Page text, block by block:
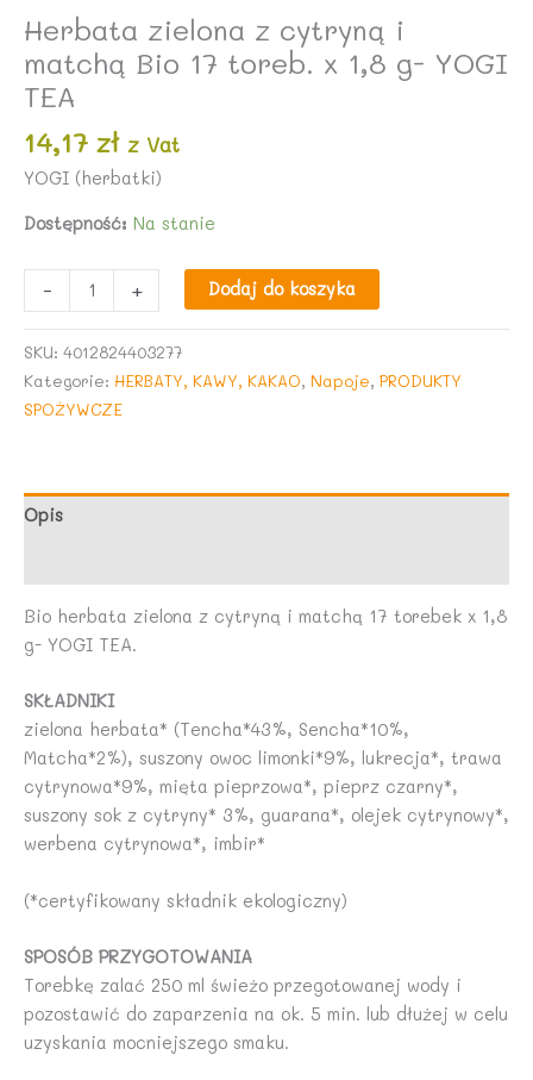
Herbata zielona z cytryną i
matchą Bio 17 toreb. x 1,8 g- YOGI
TEA
14,17 zł z Vat
YOGI (herbatki)
Dostępność: Na stanie
-
Herbata
cytryną
17
g-
YOGI
+ Dodaj do koszyka
SKU: 4012824403277
Kategorie: HERBATY, KAWY, KAKAO, Napoje, PRODUKTY
SPOŻYWCZE
Opis
Bio herbata zielona z cytryną i matchą 17 torebek x 1,8
g- YOGI TEA.
SKŁADNIKI
zielona herbata* (Tencha*43%, Sencha*10%,
Matcha*2%), suszony owoc limonki*9%, lukrecja*, trawa
cytrynowa*9%, mięta pieprzowa*, pieprz czarny*,
suszony sok z cytryny* 3%, guarana*, olejek cytrynowy*,
werbena cytrynowa*, imbir*
(*certyfikowany składnik ekologiczny)
SPOSÓB PRZYGOTOWANIA
Torebkę zalać 250 ml świeżo przegotowanej wody i
pozostawić do zaparzenia na ok. 5 min. lub dłużej w celu
uzyskania mocniejszego smaku.